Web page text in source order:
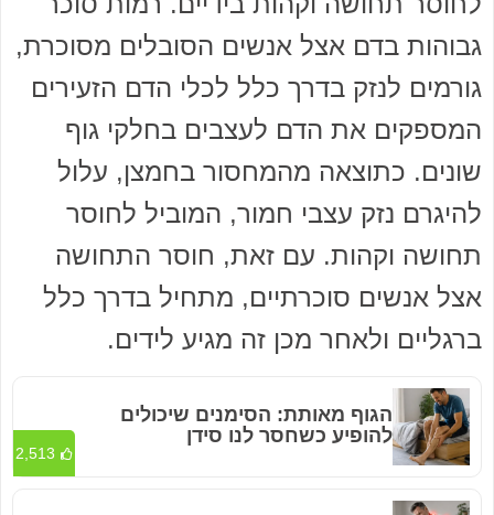
גבוהות בדם אצל אנשים הסובלים מסוכרת,
גורמים לנזק בדרך כלל לכלי הדם הזעירים
המספקים את הדם לעצבים בחלקי גוף
שונים. כתוצאה מהמחסור בחמצן, עלול
להיגרם נזק עצבי חמור, המוביל לחוסר
תחושה וקהות. עם זאת, חוסר התחושה
אצל אנשים סוכרתיים, מתחיל בדרך כלל
ברגליים ולאחר מכן זה מגיע לידים.
הגוף מאותת: הסימנים שיכולים
להופיע כשחסר לנו סידן
2,513